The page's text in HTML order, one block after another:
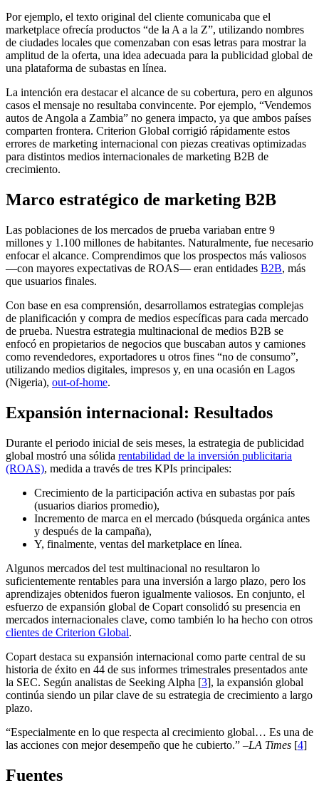
Por ejemplo, el texto original del cliente comunicaba que el
marketplace ofrecía productos “de la A a la Z”, utilizando nombres
de ciudades locales que comenzaban con esas letras para mostrar la
amplitud de la oferta, una idea adecuada para la publicidad global de
una plataforma de subastas en línea.
La intención era destacar el alcance de su cobertura, pero en algunos
casos el mensaje no resultaba convincente. Por ejemplo, “Vendemos
autos de Angola a Zambia” no genera impacto, ya que ambos países
comparten frontera. Criterion Global corrigió rápidamente estos
errores de marketing internacional con piezas creativas optimizadas
para distintos medios internacionales de marketing B2B de
crecimiento.
Marco estratégico de marketing B2B
Las poblaciones de los mercados de prueba variaban entre 9
millones y 1.100 millones de habitantes. Naturalmente, fue necesario
enfocar el alcance. Comprendimos que los prospectos más valiosos
—con mayores expectativas de ROAS— eran entidades B2B, más
que usuarios finales.
Con base en esa comprensión, desarrollamos estrategias complejas
de planificación y compra de medios específicas para cada mercado
de prueba. Nuestra estrategia multinacional de medios B2B se
enfocó en propietarios de negocios que buscaban autos y camiones
como revendedores, exportadores u otros fines “no de consumo”,
utilizando medios digitales, impresos y, en una ocasión en Lagos
(Nigeria), out-of-home.
Expansión internacional: Resultados
Durante el periodo inicial de seis meses, la estrategia de publicidad
global mostró una sólida rentabilidad de la inversión publicitaria
(ROAS), medida a través de tres KPIs principales:
Crecimiento de la participación activa en subastas por país
(usuarios diarios promedio),
Incremento de marca en el mercado (búsqueda orgánica antes
y después de la campaña),
Y, finalmente, ventas del marketplace en línea.
Algunos mercados del test multinacional no resultaron lo
suficientemente rentables para una inversión a largo plazo, pero los
aprendizajes obtenidos fueron igualmente valiosos. En conjunto, el
esfuerzo de expansión global de Copart consolidó su presencia en
mercados internacionales clave, como también lo ha hecho con otros
clientes de Criterion Global.
Copart destaca su expansión internacional como parte central de su
historia de éxito en 44 de sus informes trimestrales presentados ante
la SEC. Según analistas de Seeking Alpha [3], la expansión global
continúa siendo un pilar clave de su estrategia de crecimiento a largo
plazo.
“Especialmente en lo que respecta al crecimiento global… Es una de
las acciones con mejor desempeño que he cubierto.” –LA Times [4]
Fuentes